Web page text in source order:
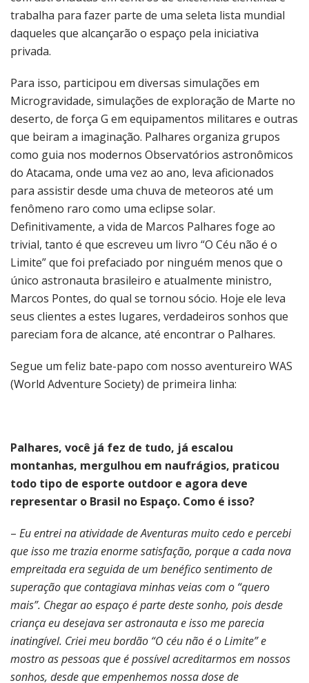
trabalha para fazer parte de uma seleta lista mundial
daqueles que alcançarão o espaço pela iniciativa
privada.
Para isso, participou em diversas simulações em
Microgravidade, simulações de exploração de Marte no
deserto, de força G em equipamentos militares e outras
que beiram a imaginação. Palhares organiza grupos
como guia nos modernos Observatórios astronômicos
do Atacama, onde uma vez ao ano, leva aficionados
para assistir desde uma chuva de meteoros até um
fenômeno raro como uma eclipse solar.
Definitivamente, a vida de Marcos Palhares foge ao
trivial, tanto é que escreveu um livro “O Céu não é o
Limite” que foi prefaciado por ninguém menos que o
único astronauta brasileiro e atualmente ministro,
Marcos Pontes, do qual se tornou sócio. Hoje ele leva
seus clientes a estes lugares, verdadeiros sonhos que
pareciam fora de alcance, até encontrar o Palhares.
Segue um feliz bate-papo com nosso aventureiro WAS
(World Adventure Society) de primeira linha:
Palhares, você já fez de tudo, já escalou
montanhas, mergulhou em naufrágios, praticou
todo tipo de esporte outdoor e agora deve
representar o Brasil no Espaço. Como é isso?
– Eu entrei na atividade de Aventuras muito cedo e percebi
que isso me trazia enorme satisfação, porque a cada nova
empreitada era seguida de um benéfico sentimento de
superação que contagiava minhas veias com o “quero
mais”. Chegar ao espaço é parte deste sonho, pois desde
criança eu desejava ser astronauta e isso me parecia
inatingível. Criei meu bordão “O céu não é o Limite” e
mostro as pessoas que é possível acreditarmos em nossos
sonhos, desde que empenhemos nossa dose de